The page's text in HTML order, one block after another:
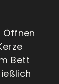
Öffnen
Bett